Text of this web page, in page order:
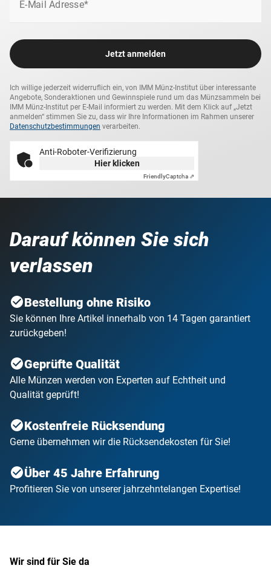
E-Mail Adresse*
Jetzt anmelden
Ich willige jederzeit widerruflich ein, von IMM Münz-Institut über interessante
Angebote, Sonderaktionen und Gewinnspiele rund um das Münzsammeln bei
IMM Münz-Institut per E-Mail informiert zu werden. Mit dem Klick auf „Jetzt
anmelden“ stimmen Sie zu, dass wir Ihre Informationen im Rahmen unserer
Datenschutzbestimmungen verarbeiten.
Anti-Roboter-Verifizierung
Hier klicken
FriendlyCaptcha ⇗
Darauf können Sie sich
verlassen
Bestellung ohne Risiko
Sie können Ihre Artikel innerhalb von 14 Tagen garantiert
zurückgeben!
Geprüfte Qualität
Alle Münzen werden von Experten auf Echtheit und
Qualität geprüft!
Kostenfreie Rücksendung
Gerne übernehmen wir die Rücksendekosten für Sie!
Über 45 Jahre Erfahrung
Profitieren Sie von unserer jahrzehntelangen Expertise!
Wir sind für Sie da